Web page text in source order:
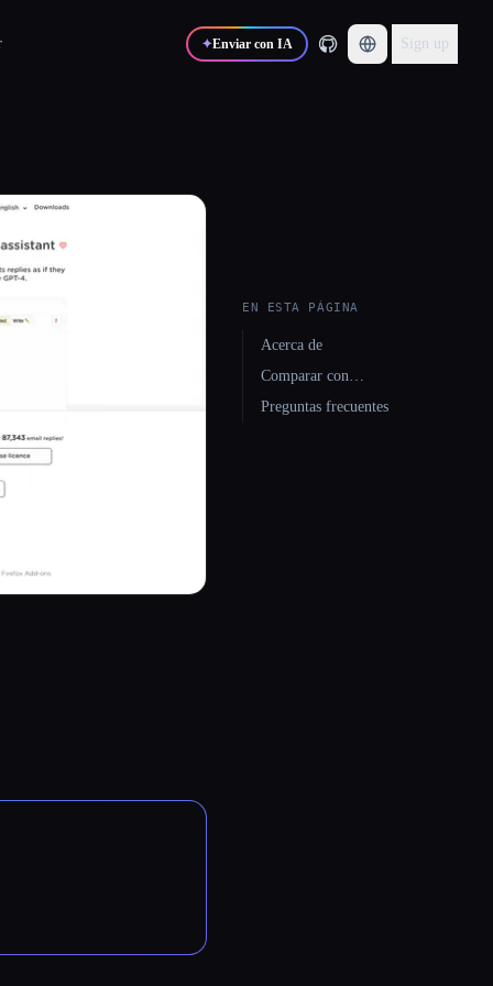
✦Enviar con IA Sign up
Preguntas frecuentes